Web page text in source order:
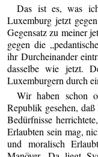
Das ist es, was
Luxemburg jetzt
Gegensatz zu meiner
gegen die
ihr Durcheinander
dasselbe wie jetzt.
Luxemburgern durch
Wir haben schon
Republik gesehen,
Bedürfnisse
Erlaubten sein mag,
und moralisch